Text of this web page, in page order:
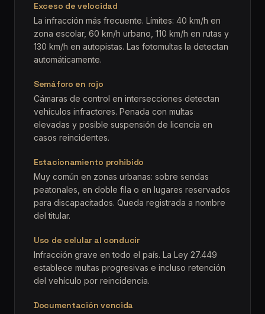
Exceso de velocidad
La infracción más frecuente. Límites: 40 km/h en
zona escolar, 60 km/h urbano, 110 km/h en rutas y
130 km/h en autopistas. Las fotomultas la detectan
automáticamente.
Semáforo en rojo
Cámaras de control en intersecciones detectan
vehículos infractores. Penada con multas
elevadas y posible suspensión de licencia en
casos reincidentes.
Estacionamiento prohibido
Muy común en zonas urbanas: sobre sendas
peatonales, en doble fila o en lugares reservados
para discapacitados. Queda registrada a nombre
del titular.
Uso de celular al conducir
Infracción grave en todo el país. La Ley 27.449
establece multas progresivas e incluso retención
del vehículo por reincidencia.
Documentación vencida